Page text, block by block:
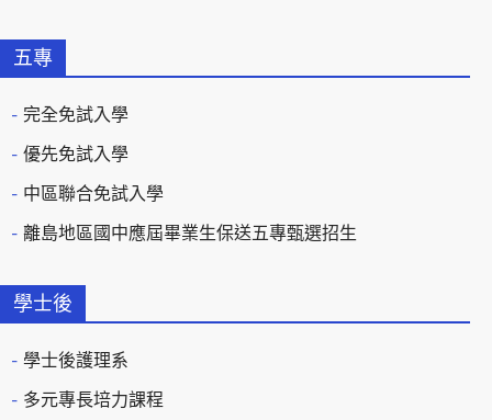
五專
完全免試入學
優先免試入學
中區聯合免試入學
離島地區國中應屆畢業生保送五專甄選招生
學士後
學士後護理系
多元專長培力課程